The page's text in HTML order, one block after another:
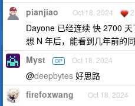
pianjiao Oct 18, 2024 2
Dayone 已经连续 快 2700
想 N 年后，能看到几年前的同
Myst OP Oct 18, 2024
@deepbytes 好思路
firefoxwang Oct 18, 2024